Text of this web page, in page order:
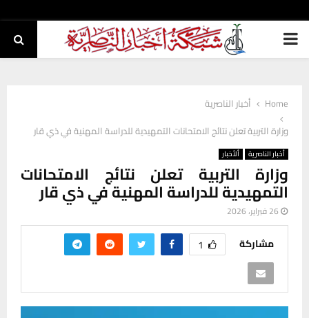
PRIMARY
Home
أخبار الناصرية
وزارة التربية تعلن نتائج الامتحانات التمهيدية للدراسة المهنية في ذي قار
أخبار الناصرية ألأخبار
وزارة التربية تعلن نتائج الامتحانات
التمهيدية للدراسة المهنية في ذي قار
26 فبراير، 2026
مشاركة 1